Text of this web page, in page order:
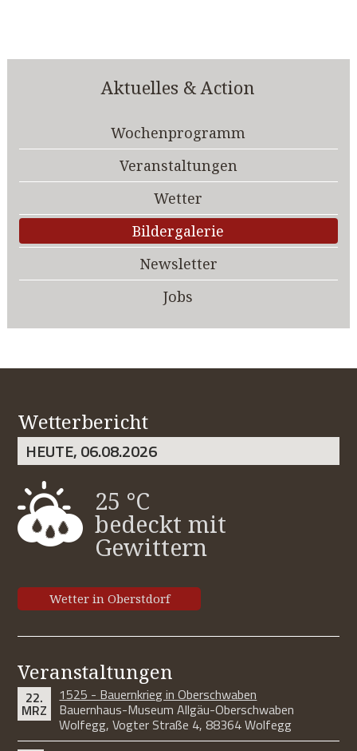
Aktuelles & Action
Wochenprogramm
Veranstaltungen
Wetter
Bildergalerie
Newsletter
Jobs
Wetterbericht
HEUTE, 06.08.2026
25 °C
bedeckt mit
Gewittern
Wetter in Oberstdorf
Veranstaltungen
22.
MRZ
1525 - Bauernkrieg in Oberschwaben
Bauernhaus-Museum Allgäu-Oberschwaben
Wolfegg, Vogter Straße 4, 88364 Wolfegg